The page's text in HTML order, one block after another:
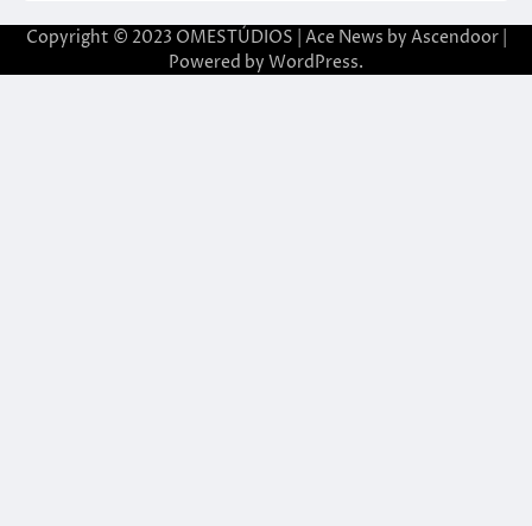
Copyright © 2023 OMESTÚDIOS | Ace News by Ascendoor|
Powered by WordPress.